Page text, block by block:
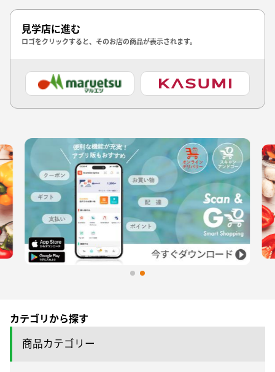
見学店に進む
ロゴをクリックすると、そのお店の商品が表示されます。
カテゴリから探す
商品カテゴリー